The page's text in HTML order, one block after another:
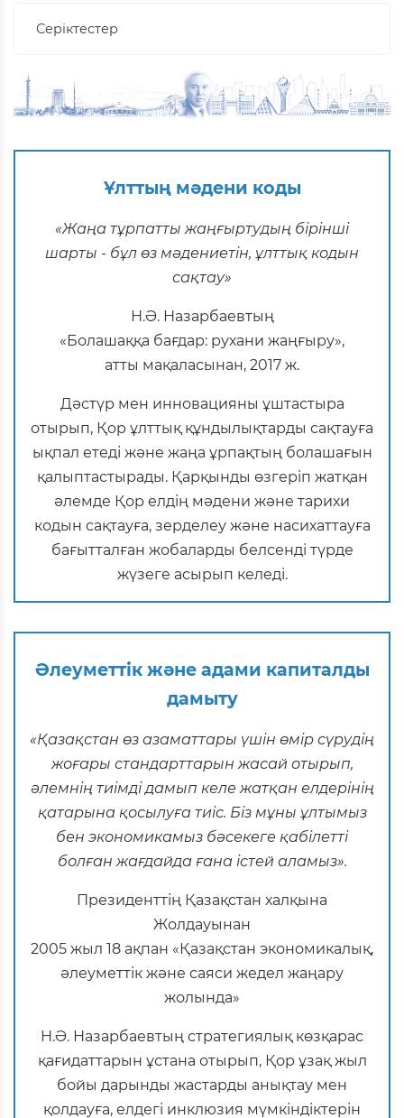
Серіктестер
Ұлттың мәдени коды
«Жаңа тұрпатты жаңғыртудың бірінші
шарты - бұл өз мәдениетін, ұлттық кодын
сақтау»
Н.Ә. Назарбаевтың
«Болашаққа бағдар: рухани жаңғыру»,
атты мақаласынан, 2017 ж.
Дәстүр мен инновацияны ұштастыра
отырып, Қор ұлттық құндылықтарды сақтауға
ықпал етеді және жаңа ұрпақтың болашағын
қалыптастырады. Қарқынды өзгеріп жатқан
әлемде Қор елдің мәдени және тарихи
кодын сақтауға, зерделеу және насихаттауға
бағытталған жобаларды белсенді түрде
жүзеге асырып келеді.
Әлеуметтік және адами капиталды
дамыту
«Қазақстан өз азаматтары үшін өмір сүрудің
жоғары стандарттарын жасай отырып,
әлемнің тиімді дамып келе жатқан елдерінің
қатарына қосылуға тиіс. Біз мұны ұлтымыз
бен экономикамыз бәсекеге қабілетті
болған жағдайда ғана істей аламыз».
Президенттің Қазақстан халқына
Жолдауынан
2005 жыл 18 ақпан «Қазақстан экономикалық,
әлеуметтік және саяси жедел жаңару
жолында»
Н.Ә. Назарбаевтың стратегиялық көзқарас
қағидаттарын ұстана отырып, Қор ұзақ жыл
бойы дарынды жастарды анықтау мен
қолдауға, елдегі инклюзия мүмкіндіктерін